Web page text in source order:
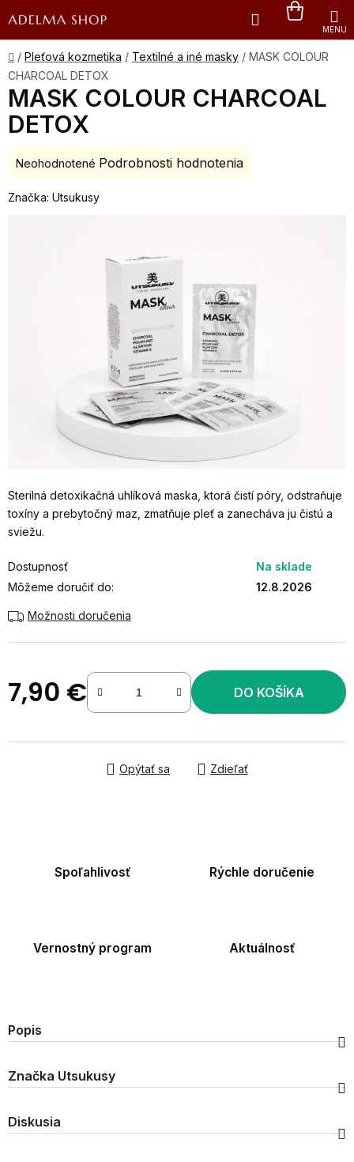
na
obsah
Hľadať
KOŠÍK
Domov
/ Pleťová kozmetika / Textilné a iné masky / MASK COLOUR
CHARCOAL DETOX
Sterilná detoxikačná uhlíková maska, ktorá čistí póry, odstraňuje
toxíny a prebytočný maz, zmatňuje pleť a zanecháva ju čistú a
sviežu.
Dostupnosť
Na sklade
Môžeme doručiť do:
12.8.2026
Možnosti doručenia
7,90 €
Jednotková cena:
DO KOŠÍKA
Opýtať sa Zdieľať
MASK COLOUR CHARCOAL
DETOX
Priemerné
produktu
Neohodnotené Podrobnosti hodnotenia
Značka: Utsukusy
Spoľahlivosť Rýchle doručenie
Vernostný program Aktuálnosť
Popis
Značka Utsukusy
Diskusia